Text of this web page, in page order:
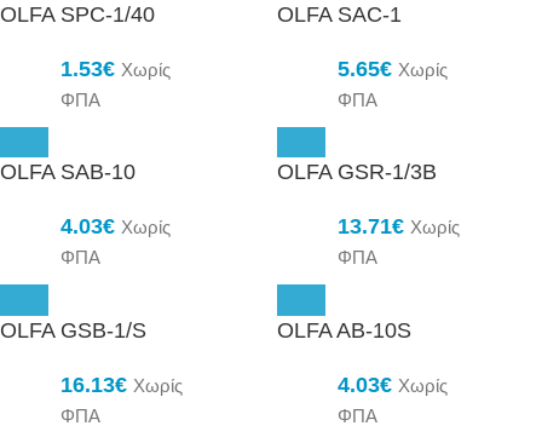
OLFA SPC-1/40
1.53€ Χωρίς
ΦΠΑ
OLFA SAC-1
5.65€ Χωρίς
ΦΠΑ
OLFA SAB-10
4.03€ Χωρίς
ΦΠΑ
OLFA GSR-1/3B
13.71€ Χωρίς
ΦΠΑ
OLFA GSB-1/S
16.13€ Χωρίς
ΦΠΑ
OLFA AB-10S
4.03€ Χωρίς
ΦΠΑ